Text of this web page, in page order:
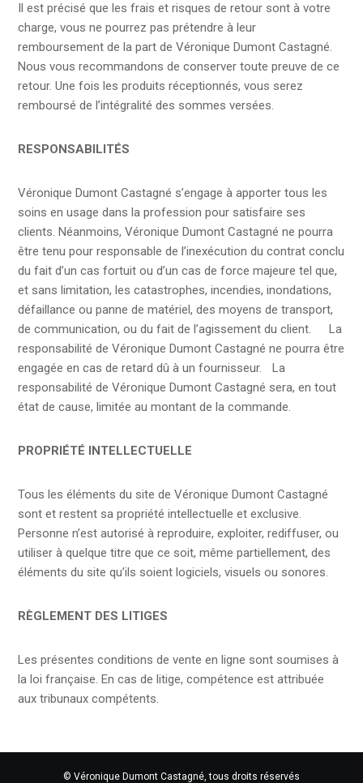
Il est précisé que les frais et risques de retour sont à votre
charge, vous ne pourrez pas prétendre à leur
remboursement de la part de Véronique Dumont Castagné.
Nous vous recommandons de conserver toute preuve de ce
retour. Une fois les produits réceptionnés, vous serez
remboursé de l’intégralité des sommes versées.
RESPONSABILITÉS
Véronique Dumont Castagné s’engage à apporter tous les
soins en usage dans la profession pour satisfaire ses
clients. Néanmoins, Véronique Dumont Castagné ne pourra
être tenu pour responsable de l’inexécution du contrat conclu
du fait d’un cas fortuit ou d’un cas de force majeure tel que,
et sans limitation, les catastrophes, incendies, inondations,
défaillance ou panne de matériel, des moyens de transport,
de communication, ou du fait de l’agissement du client. La
responsabilité de Véronique Dumont Castagné ne pourra être
engagée en cas de retard dû à un fournisseur. La
responsabilité de Véronique Dumont Castagné sera, en tout
état de cause, limitée au montant de la commande.
PROPRIÉTÉ INTELLECTUELLE
Tous les éléments du site de Véronique Dumont Castagné
sont et restent sa propriété intellectuelle et exclusive.
Personne n’est autorisé à reproduire, exploiter, rediffuser, ou
utiliser à quelque titre que ce soit, même partiellement, des
éléments du site qu’ils soient logiciels, visuels ou sonores.
RÈGLEMENT DES LITIGES
Les présentes conditions de vente en ligne sont soumises à
la loi française. En cas de litige, compétence est attribuée
aux tribunaux compétents.
© Véronique Dumont Castagné, tous droits réservés